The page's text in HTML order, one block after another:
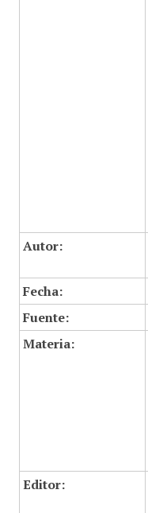
Autor:
Fecha:
Fuente:
Materia:
Editor: